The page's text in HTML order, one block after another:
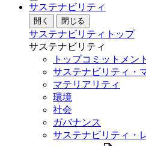
サステナビリティ
開く 閉じる
サステナビリティトップ
サステナビリティ
トップコミットメント
サステナビリティ・
マテリアリティ
環境
社会
ガバナンス
サステナビリティ・